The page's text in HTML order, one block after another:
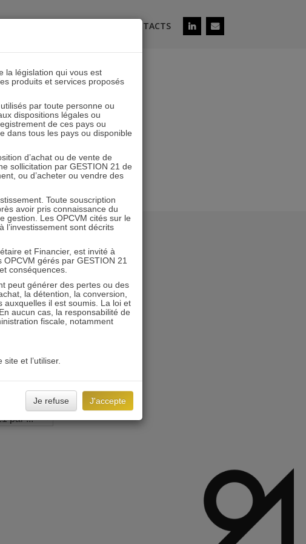
CONTACTS
la législation qui vous est
produits et services proposés
par toute personne ou
dispositions légales ou
de ces pays ou
dans tous les pays ou disponible
d’achat ou de vente de
sollicitation par GESTION 21 de
ou d’acheter ou vendre des
Toute souscription
avoir pris connaissance du
gestion. Les OPCVM cités sur le
sont décrits
et Financier, est invité à
gérés par GESTION 21
conséquences.
peut générer des pertes ou des
la détention, la conversion,
auxquelles il est soumis. La loi et
aucun cas, la responsabilité de
fiscale, notamment
et l’utiliser.
Je refuse J'accepte